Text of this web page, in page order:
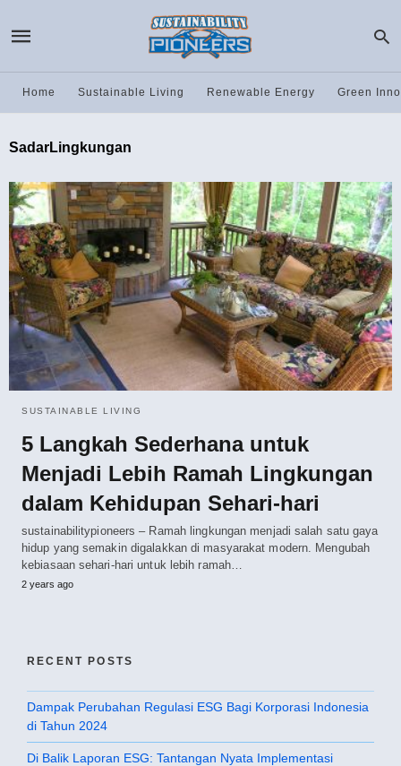
Home Sustainable Living Renewable Energy Green
SadarLingkungan
SUSTAINABLE LIVING
5 Langkah Sederhana untuk
Menjadi Lebih Ramah Lingkungan
dalam Kehidupan Sehari-hari
sustainabilitypioneers – Ramah lingkungan menjadi salah satu gaya
hidup yang semakin digalakkan di masyarakat modern. Mengubah
kebiasaan sehari-hari untuk lebih ramah…
2 years ago
RECENT POSTS
Dampak Perubahan Regulasi ESG Bagi Korporasi Indonesia
di Tahun 2024
Di Balik Laporan ESG: Tantangan Nyata Implementasi